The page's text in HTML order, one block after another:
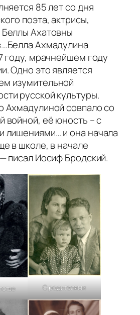
85 лет со дня
поэта, актрисы,
Ахатовны
Ахмадулина
году, мрачнейшем году
Одно это является
изумительной
русской культуры.
Ахмадулиной совпало со
войной, её юность – с
лишениями… и она начала
в школе, в начале
писал Иосиф Бродский.
С родителями